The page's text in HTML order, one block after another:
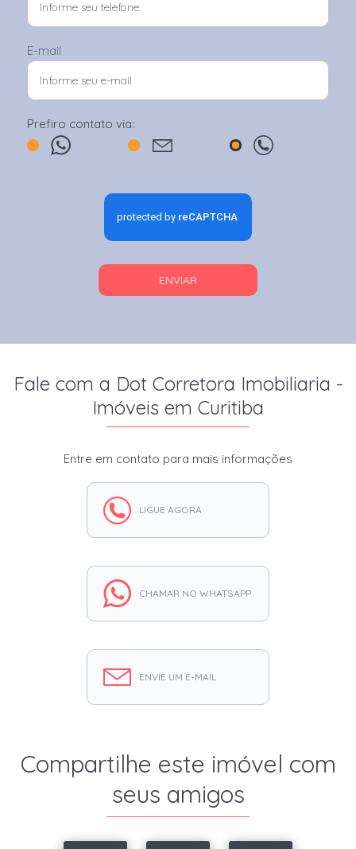
E-mail
Prefiro contato via:
ENVIAR
Fale com a Dot Corretora Imobiliaria -
Imóveis em Curitiba
Entre em contato para mais informações
LIGUE AGORA
CHAMAR NO WHATSAPP
ENVIE UM E-MAIL
Compartilhe este imóvel com
seus amigos